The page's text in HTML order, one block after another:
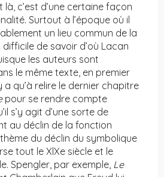
là, c’est d’une certaine façon
Surtout à l’époque où il
un lieu commun de la
difficile de savoir d’où Lacan
les auteurs sont
le même texte, en premier
a qu’à relire le dernier chapitre
pour se rendre compte
s’y agit d’une sorte de
au déclin de la fonction
du déclin du symbolique
tout le XlXe siècle et le
Spengler, par exemple, Le